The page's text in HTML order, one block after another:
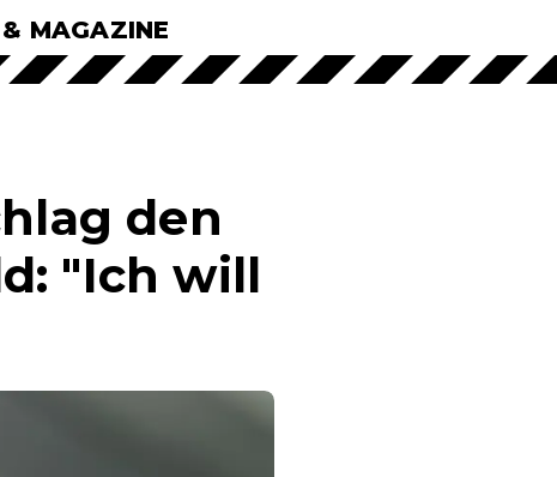
MAGAZINE
den
"Ich will